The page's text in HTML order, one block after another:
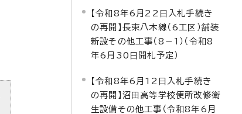
【令和8年6月22日入札手続き
の再開】長束八木線（6工区）舗装
新設その他工事（8－1）（令和8
年6月30日開札予定）
【令和8年6月12日入札手続き
の再開】沼田高等学校便所改修衛
生設備その他工事（令和8年6月